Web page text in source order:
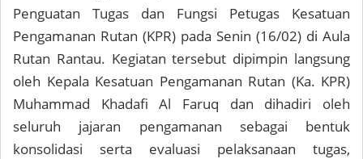
Penguatan Tugas dan Fungsi Petugas Kesatuan
Pengamanan Rutan (KPR) pada Senin (16/02) di Aula
Rutan Rantau. Kegiatan tersebut dipimpin langsung
oleh Kepala Kesatuan Pengamanan Rutan (Ka. KPR)
Muhammad Khadafi Al Faruq dan dihadiri oleh
seluruh jajaran pengamanan sebagai bentuk
konsolidasi serta evaluasi pelaksanaan tugas,